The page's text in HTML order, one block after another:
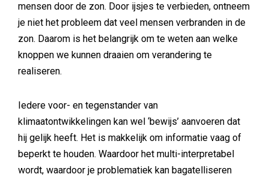
mensen door de zon. Door ijsjes te verbieden, ontneem
je niet het probleem dat veel mensen verbranden in de
zon. Daarom is het belangrijk om te weten aan welke
knoppen we kunnen draaien om verandering te
realiseren.
Iedere voor- en tegenstander van
klimaatontwikkelingen kan wel ‘bewijs’ aanvoeren dat
hij gelijk heeft. Het is makkelijk om informatie vaag of
beperkt te houden. Waardoor het multi-interpretabel
wordt, waardoor je problematiek kan bagatelliseren